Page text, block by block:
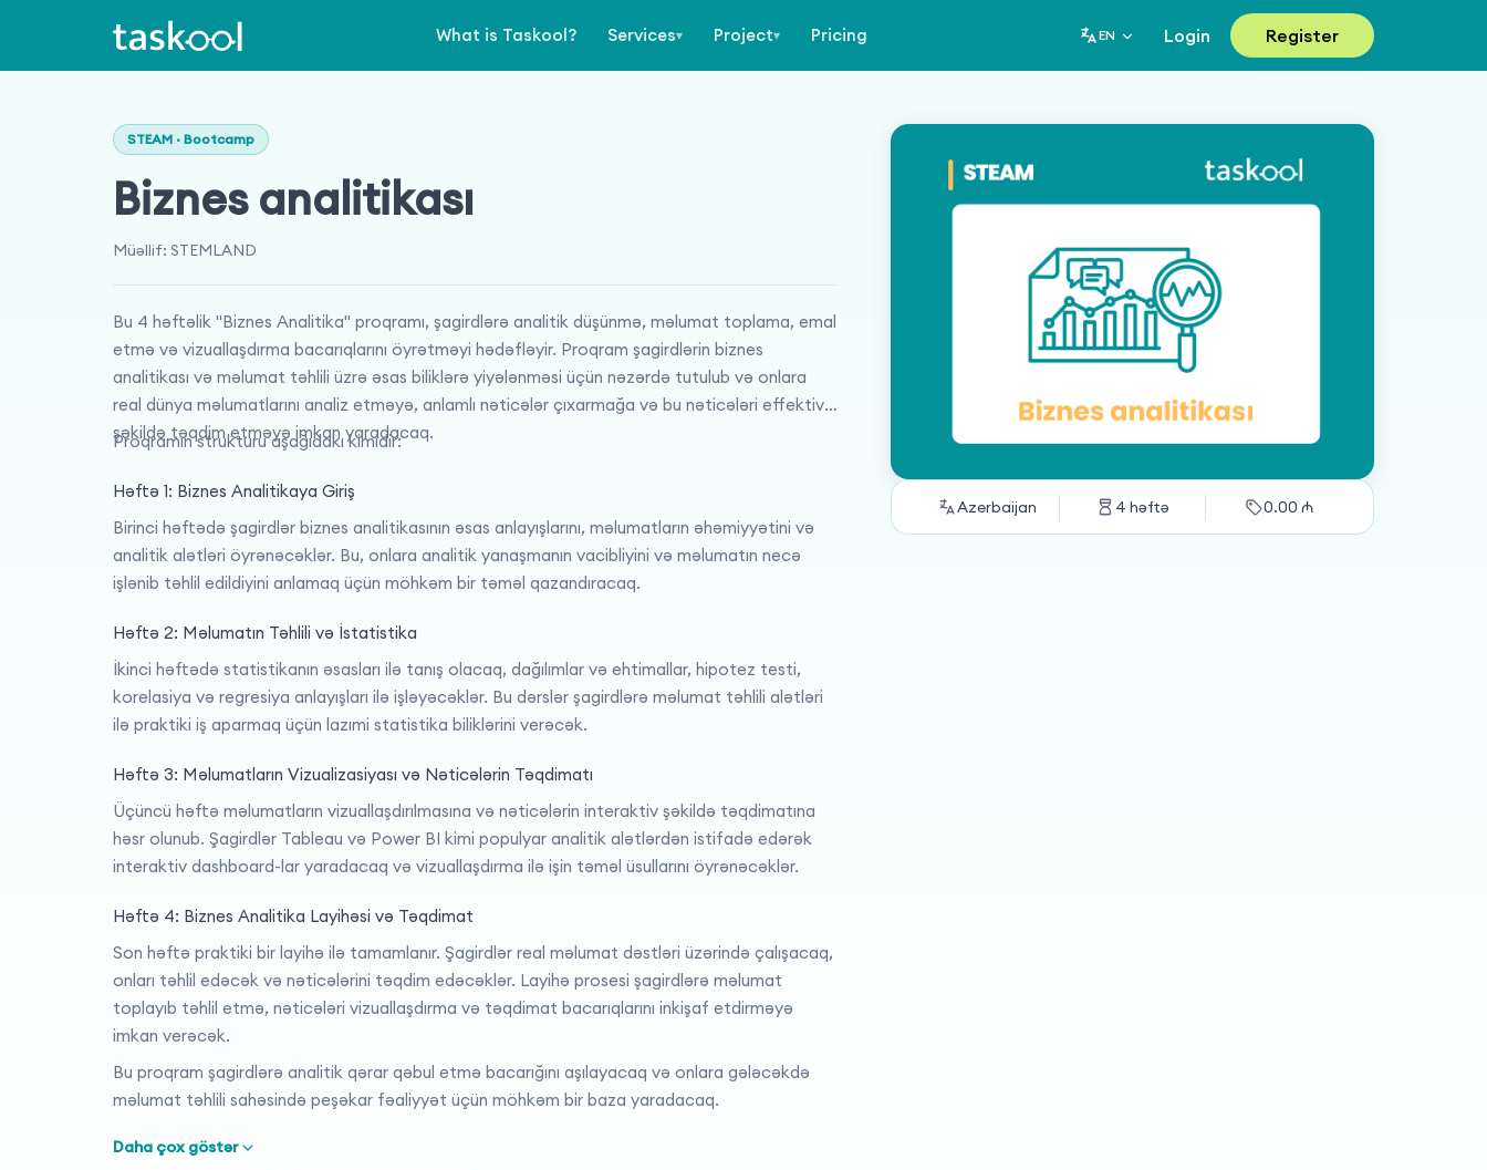
What is Taskool? Services▾ Project▾ Pricing EN Login Register
STEAM · Bootcamp
Biznes analitikası
Müəllif: STEMLAND
Bu 4 həftəlik "Biznes Analitika" proqramı, şagirdlərə analitik düşünmə, məlumat toplama, emal
etmə və vizuallaşdırma bacarıqlarını öyrətməyi hədəfləyir. Proqram şagirdlərin biznes
analitikası və məlumat təhlili üzrə əsas biliklərə yiyələnməsi üçün nəzərdə tutulub və onlara
real dünya məlumatlarını analiz etməyə, anlamlı nəticələr çıxarmağa və bu nəticələri effektiv
şəkildə təqdim etməyə imkan yaradacaq.
Proqramın strukturu aşağıdakı kimidir:
Həftə 1: Biznes Analitikaya Giriş
Birinci həftədə şagirdlər biznes analitikasının əsas anlayışlarını, məlumatların əhəmiyyətini və
analitik alətləri öyrənəcəklər. Bu, onlara analitik yanaşmanın vacibliyini və məlumatın necə
işlənib təhlil edildiyini anlamaq üçün möhkəm bir təməl qazandıracaq.
Həftə 2: Məlumatın Təhlili və İstatistika
İkinci həftədə statistikanın əsasları ilə tanış olacaq, dağılımlar və ehtimallar, hipotez testi,
korelasiya və regresiya anlayışları ilə işləyəcəklər. Bu dərslər şagirdlərə məlumat təhlili alətləri
ilə praktiki iş aparmaq üçün lazımi statistika biliklərini verəcək.
Həftə 3: Məlumatların Vizualizasiyası və Nəticələrin Təqdimatı
Üçüncü həftə məlumatların vizuallaşdırılmasına və nəticələrin interaktiv şəkildə təqdimatına
həsr olunub. Şagirdlər Tableau və Power BI kimi populyar analitik alətlərdən istifadə edərək
interaktiv dashboard-lar yaradacaq və vizuallaşdırma ilə işin təməl üsullarını öyrənəcəklər.
Həftə 4: Biznes Analitika Layihəsi və Təqdimat
Son həftə praktiki bir layihə ilə tamamlanır. Şagirdlər real məlumat dəstləri üzərində çalışacaq,
onları təhlil edəcək və nəticələrini təqdim edəcəklər. Layihə prosesi şagirdlərə məlumat
toplayıb təhlil etmə, nəticələri vizuallaşdırma və təqdimat bacarıqlarını inkişaf etdirməyə
imkan verəcək.
Bu proqram şagirdlərə analitik qərar qəbul etmə bacarığını aşılayacaq və onlara gələcəkdə
məlumat təhlili sahəsində peşəkar fəaliyyət üçün möhkəm bir baza yaradacaq.
Daha çox göstər
Azerbaijan 4 həftə 0.00 ₼